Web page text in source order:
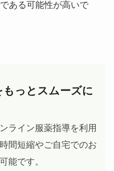
ある可能性が高いで
っとスムーズに
ライン服薬指導を利用
間短縮やご自宅でのお
能です。